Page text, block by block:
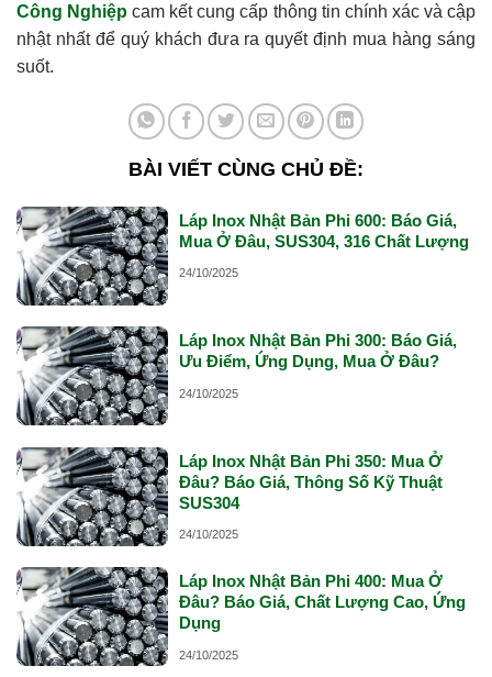
Công Nghiệp cam kết cung cấp thông tin chính xác và cập
nhật nhất để quý khách đưa ra quyết định mua hàng sáng
suốt.
BÀI VIẾT CÙNG CHỦ ĐỀ:
Láp Inox Nhật Bản Phi 600: Báo Giá,
Mua Ở Đâu, SUS304, 316 Chất Lượng
24/10/2025
Láp Inox Nhật Bản Phi 300: Báo Giá,
Ưu Điểm, Ứng Dụng, Mua Ở Đâu?
24/10/2025
Láp Inox Nhật Bản Phi 350: Mua Ở
Đâu? Báo Giá, Thông Số Kỹ Thuật
SUS304
24/10/2025
Láp Inox Nhật Bản Phi 400: Mua Ở
Đâu? Báo Giá, Chất Lượng Cao, Ứng
Dụng
24/10/2025